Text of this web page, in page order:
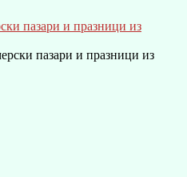
пазари и празници из